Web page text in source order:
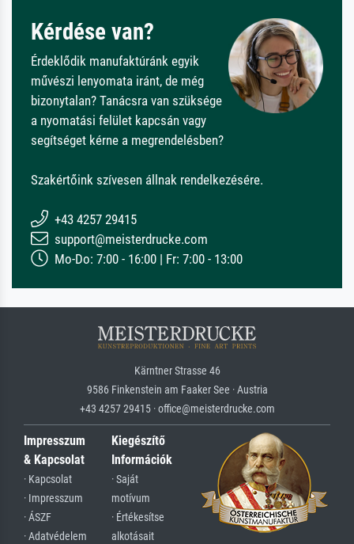
Kérdése van?
Érdeklődik manufaktúránk egyik
művészi lenyomata iránt, de még
bizonytalan? Tanácsra van szüksége
a nyomatási felület kapcsán vagy
segítséget kérne a megrendelésben?
Szakértőink szívesen állnak rendelkezésére.
+43 4257 29415
support@meisterdrucke.com
Mo-Do: 7:00 - 16:00 | Fr: 7:00 - 13:00
Kärntner Strasse 46
9586 Finkenstein am Faaker See · Austria
+43 4257 29415 · office@meisterdrucke.com
Impresszum
& Kapcsolat
· Kapcsolat
· Impresszum
· ÁSZF
· Adatvédelem
Kiegészítő
Információk
· Saját
motívum
· Értékesítse
alkotásait